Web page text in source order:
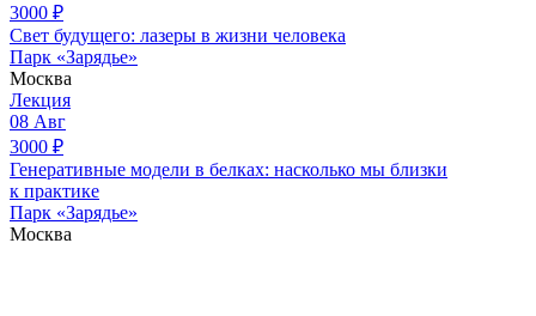
3000 ₽
Свет будущего: лазеры в жизни человека
Парк «Зарядье»
Москва
Лекция
08 Авг
3000 ₽
Генеративные модели в белках: насколько мы близки
к практике
Парк «Зарядье»
Москва